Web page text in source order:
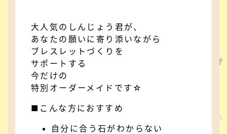
大人気のしんじょう君が、
あなたの願いに寄り添いながら
ブレスレットづくりを
サポートする
今だけの
特別オーダーメイドです☆
■こんな方におすすめ
自分に合う石がわからない